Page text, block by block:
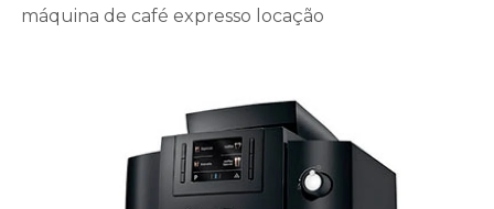
máquina de café expresso locação